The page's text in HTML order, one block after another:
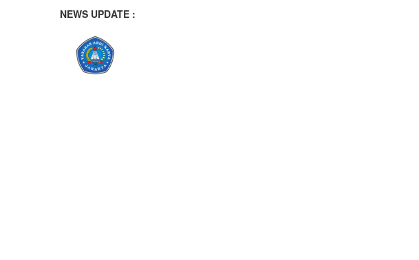
NEWS UPDATE :